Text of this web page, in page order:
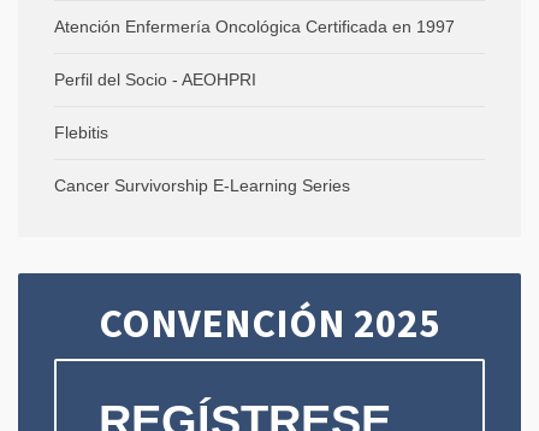
Atención Enfermería Oncológica Certificada en 1997
Perfil del Socio - AEOHPRI
Flebitis
Cancer Survivorship E-Learning Series
CONVENCIÓN 2025